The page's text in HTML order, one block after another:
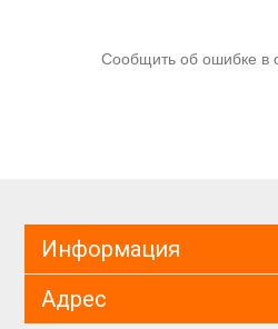
Сообщить об ошибке в
Информация
Адрес